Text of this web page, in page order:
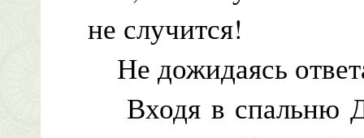
не случится!
Не дожидаясь
Входя в спальню